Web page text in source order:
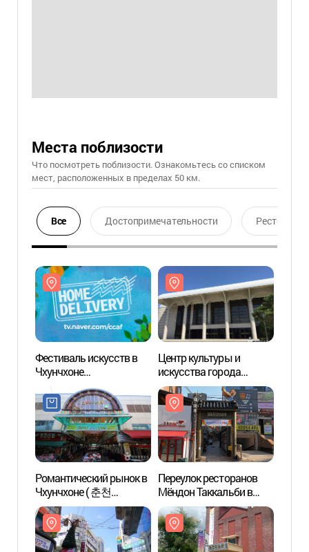
Места поблизости
Что посмотреть поблизости. Ознакомьтесь со списком
мест, расположенных в пределах 50 км.
Все Достопримечательности Ресторан
Фестиваль искусств в
Чхунчхоне
(춘천아트페스티벌)
Центр культуры и
искусства города
Чхунчхона
(춘천문화예술회관)
Романтический рынок в
Чхунчхоне ( 춘천
낭만시장 (구. 중앙시장))
Переулок ресторанов
Мёндон Таккальби в
Чхунчхоне (춘천 명동
닭갈비 골목)